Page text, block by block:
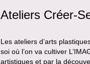
Ateliers Créer-
Les ateliers d’arts
soi où l’on va cultiver
artistiques et par la